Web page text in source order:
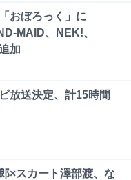
おぼろっく」に
MAID、NEK!、
加
放送決定、計15時間
×スカート澤部渡、な